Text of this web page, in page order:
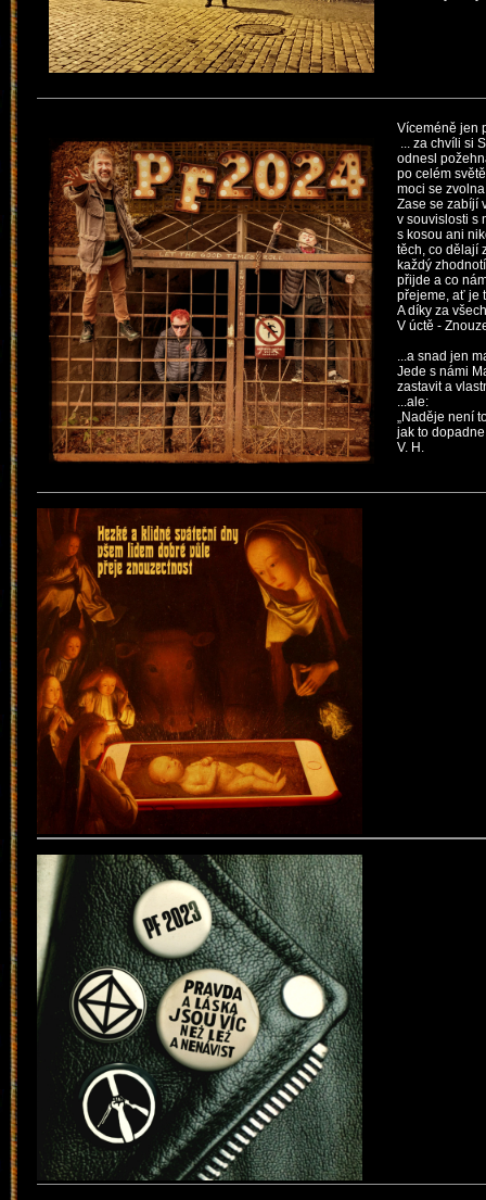
Víceméně jen
... za chvíli si
odnesl
po celém
moci se
Zase se zabíjí
v souvislosti s
s kosou ani
těch, co dělají
každý zhodnotí
přijde a co
přejeme, ať je
A díky za
V úctě -
...a snad jen
Jede s námi
zastavit a
...ale:
„Naděje není
jak to
V. H.